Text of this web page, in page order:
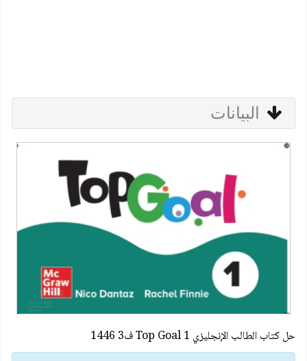
البيانات
حل كتاب الطالب الإنجليزي Top Goal 1 ف3 1446